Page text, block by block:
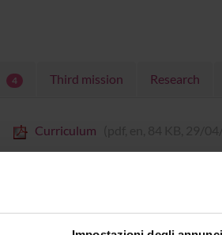
4 Third mission Research
Curriculum